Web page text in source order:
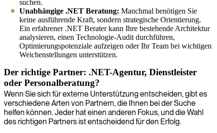
suchen.
Unabhängige .NET Beratung: Manchmal benötigen Sie
keine ausführende Kraft, sondern strategische Orientierung.
Ein erfahrener .NET Berater kann Ihre bestehende Architektur
analysieren, einen Technologie-Audit durchführen,
Optimierungspotenziale aufzeigen oder Ihr Team bei wichtigen
Weichenstellungen unterstützen.
Der richtige Partner: .NET-Agentur, Dienstleister
oder Personalberatung?
Wenn Sie sich für externe Unterstützung entscheiden, gibt es
verschiedene Arten von Partnern, die Ihnen bei der Suche
helfen können. Jeder hat einen anderen Fokus, und die Wahl
des richtigen Partners ist entscheidend für den Erfolg.